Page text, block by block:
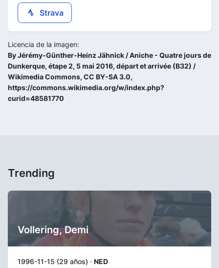
Strava
Licencia de la imagen:
By Jérémy-Günther-Heinz Jähnick / Aniche - Quatre jours de
Dunkerque, étape 2, 5 mai 2016, départ et arrivée (B32) /
Wikimedia Commons, CC BY-SA 3.0,
https://commons.wikimedia.org/w/index.php?
curid=48581770
Trending
Vollering, Demi
1996-11-15 (29 años) · NED